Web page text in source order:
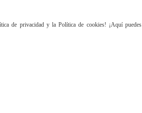
de privacidad y la Política de cookies! ¡Aquí puedes